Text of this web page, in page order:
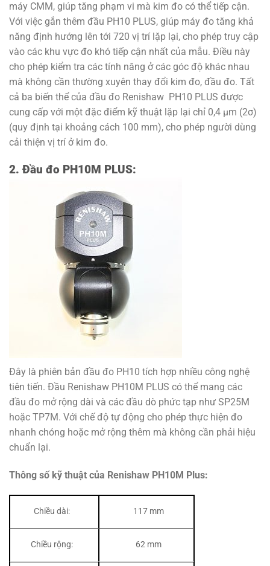
máy CMM, giúp tăng phạm vi mà kim đo có thể tiếp cận.
Với việc gắn thêm đầu PH10 PLUS, giúp máy đo tăng khả
năng định hướng lên tới 720 vị trí lặp lại, cho phép truy cập
vào các khu vực đo khó tiếp cận nhất của mẫu. Điều này
cho phép kiểm tra các tính năng ở các góc độ khác nhau
mà không cần thường xuyên thay đổi kim đo, đầu đo. Tất
cả ba biến thể của đầu đo Renishaw PH10 PLUS được
cung cấp với một đặc điểm kỹ thuật lặp lại chỉ 0,4 μm (2σ)
(quy định tại khoảng cách 100 mm), cho phép người dùng
cải thiện vị trí ở kim đo.
2. Đầu đo PH10M PLUS:
Đây là phiên bản đầu đo PH10 tích hợp nhiều công nghệ
tiên tiến. Đầu Renishaw PH10M PLUS có thể mang các
đầu đo mở rộng dài và các đầu dò phức tạp như SP25M
hoặc TP7M. Với chế độ tự động cho phép thực hiện đo
nhanh chóng hoặc mở rộng thêm mà không cần phải hiệu
chuẩn lại.
Thông số kỹ thuật của Renishaw PH10M Plus:
Chiều dài: 117 mm
Chiều rộng: 62 mm